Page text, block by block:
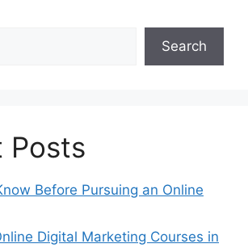
Search
Posts
Before Pursuing an Online
Digital Marketing Courses in